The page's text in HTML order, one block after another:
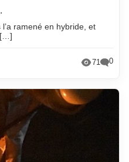
ramené en hybride, et
[…]
71 0